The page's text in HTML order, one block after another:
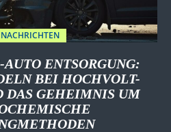
ENTSORGUNG:
BEI HOCHVOLT-
DAS GEHEIMNIS UM